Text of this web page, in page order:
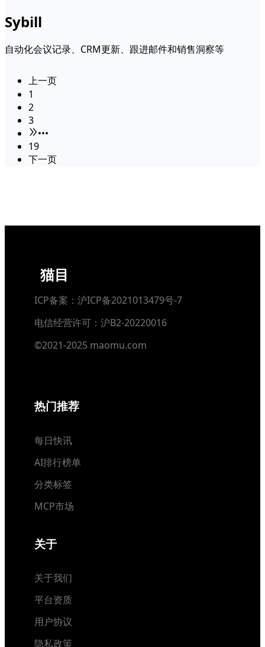
Sybill
自动化会议记录、CRM更新、跟进邮件和销售洞察等
上一页
1
2
3
•••
19
下一页
猫目
ICP备案：沪ICP备2021013479号-7
电信经营许可：沪B2-20220016
©2021-2025 maomu.com
热门推荐
每日快讯
AI排行榜单
分类标签
MCP市场
关于
关于我们
平台资质
用户协议
隐私政策